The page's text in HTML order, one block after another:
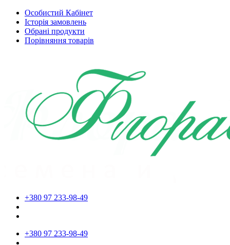
Особистий Кабінет
Історія замовлень
Обрані продукти
Порівняння товарів
+380 97 233-98-49
+380 97 233-98-49